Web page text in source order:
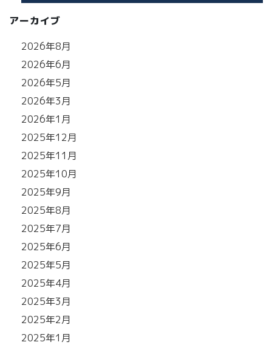
アーカイブ
2026年8月
2026年6月
2026年5月
2026年3月
2026年1月
2025年12月
2025年11月
2025年10月
2025年9月
2025年8月
2025年7月
2025年6月
2025年5月
2025年4月
2025年3月
2025年2月
2025年1月